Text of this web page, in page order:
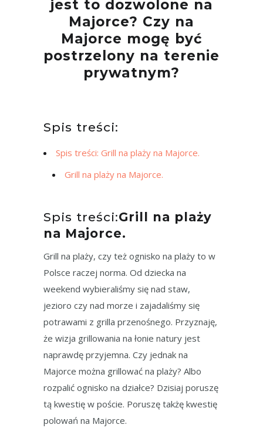
jest to dozwolone na
Majorce? Czy na
Majorce mogę być
postrzelony na terenie
prywatnym?
Spis treści:
Spis treści: Grill na plaży na Majorce.
Grill na plaży na Majorce.
Spis treści:Grill na plaży
na Majorce.
Grill na plaży, czy też ognisko na plaży to w
Polsce raczej norma. Od dziecka na
weekend wybieraliśmy się nad staw,
jezioro czy nad morze i zajadaliśmy się
potrawami z grilla przenośnego. Przyznaję,
że wizja grillowania na łonie natury jest
naprawdę przyjemna. Czy jednak na
Majorce można grillować na plaży? Albo
rozpalić ognisko na działce? Dzisiaj poruszę
tą kwestię w poście. Poruszę takżę kwestię
polowań na Majorce.